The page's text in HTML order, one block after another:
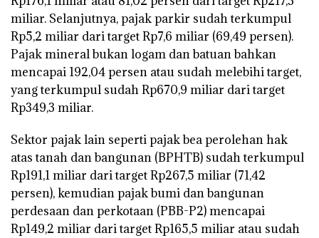
miliar. Selanjutnya, pajak parkir sudah terkumpul
Rp5,2 miliar dari target Rp7,6 miliar (69,49 persen).
Pajak mineral bukan logam dan batuan bahkan
mencapai 192,04 persen atau sudah melebihi target,
yang terkumpul sudah Rp670,9 miliar dari target
Rp349,3 miliar.
Sektor pajak lain seperti pajak bea perolehan hak
atas tanah dan bangunan (BPHTB) sudah terkumpul
Rp191,1 miliar dari target Rp267,5 miliar (71,42
persen), kemudian pajak bumi dan bangunan
perdesaan dan perkotaan (PBB-P2) mencapai
Rp149,2 miliar dari target Rp165,5 miliar atau sudah